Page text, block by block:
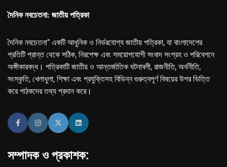
দৈনিক নবচেতনা: জাতীয় পত্রিকা
দৈনিক নবচেতনা" একটি আধুনিক ও নির্ভরযোগ্য জাতীয় পত্রিকা, যা বাংলাদেশের
প্রতিটি প্রান্ত থেকে সঠিক, নিরপেক্ষ এবং সময়োপযোগী সংবাদ সংগ্রহ ও পরিবেশনে
অঙ্গীকারবদ্ধ। পত্রিকাটি জাতীয় ও আন্তর্জাতিক ঘটনাবলী, রাজনীতি, অর্থনীতি,
সংস্কৃতি, খেলাধুলা, শিক্ষা এবং প্রযুক্তিসহ বিভিন্ন গুরুত্বপূর্ণ বিষয়ের উপর ভিত্তি
করে পাঠকদের তথ্য প্রদান করে।
সম্পাদক ও প্রকাশক: